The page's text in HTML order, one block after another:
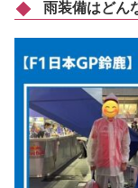
雨装備はどん